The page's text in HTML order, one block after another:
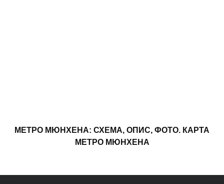
МЕТРО МЮНХЕНА: СХЕМА, ОПИС, ФОТО. КАРТА
МЕТРО МЮНХЕНА